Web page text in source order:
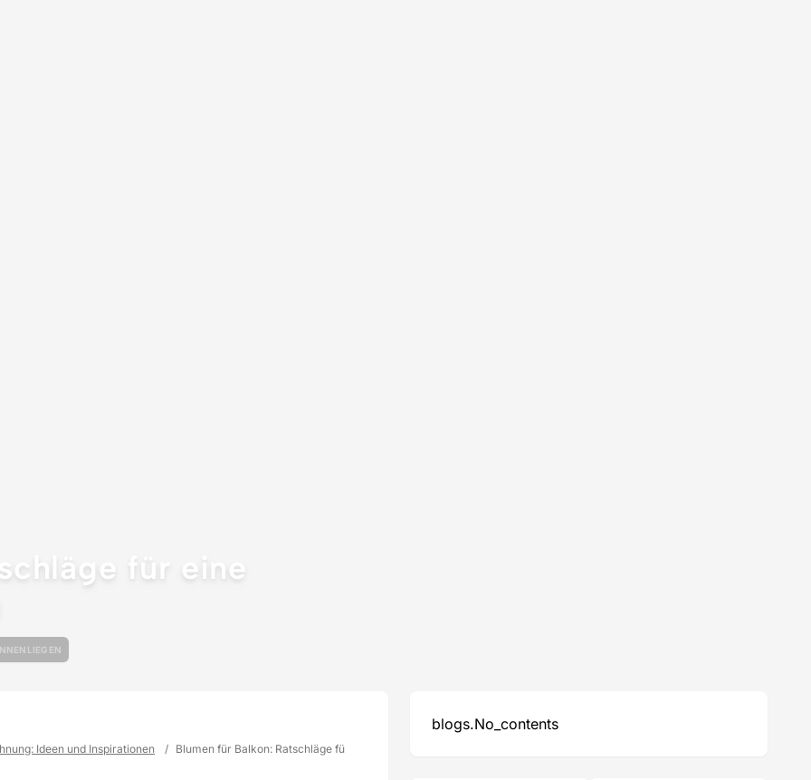
für eine
Ideen und Inspirationen / Blumen für Balkon: Ratschläge für eine farbenfrohe Gestaltung
blogs.No_contents